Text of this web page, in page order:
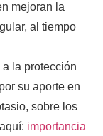
mejoran la
al tiempo
la protección
su aporte en
sobre los
importancia